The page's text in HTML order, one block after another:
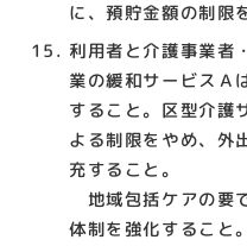
に、預貯金額の制限
利用者と介護事業者
業の緩和サービスＡ
すること。区型介護
よる制限をやめ、外
充すること。
地域包括ケアの要
体制を強化すること